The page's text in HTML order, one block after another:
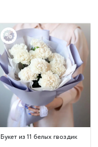
Букет из 11 белых гвоздик